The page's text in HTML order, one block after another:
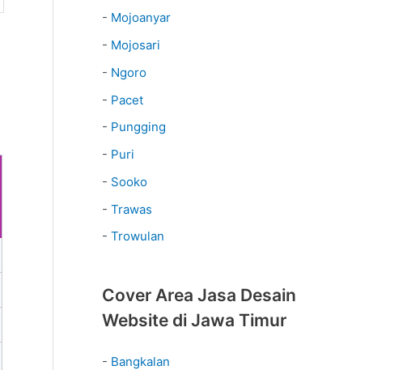
- Mojoanyar
- Mojosari
- Ngoro
- Pacet
- Pungging
- Puri
- Sooko
- Trawas
- Trowulan
Cover Area Jasa Desain
Website di Jawa Timur
- Bangkalan